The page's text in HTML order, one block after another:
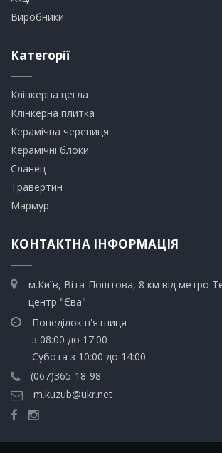
Виробники
Категорії
Клінкерна цегла
​Клінкерна плитка
​Керамічна черепиця
​Керамічні блоки
​Сланец
Травертин​
​Мармур
КОНТАКТНА ІНФОРМАЦІЯ
м.Київ, Віта-Поштова, 8 км від метро
центр "Єва"
Понеділок п'ятниця
з 08:00 до 17:00
Субота з 10:00 до 14:00
(067)365-18-98
m.kuzub@ukr.net